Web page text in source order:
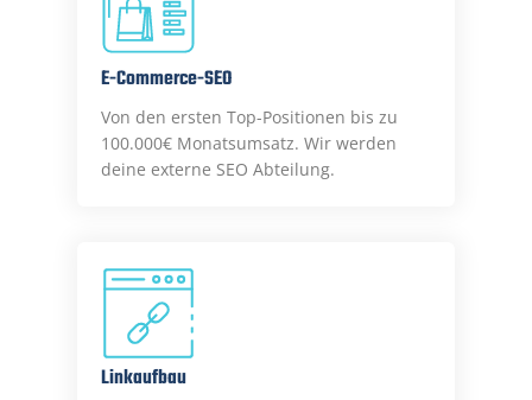
E-Commerce-SEO
Von den ersten Top-Positionen bis zu
100.000€ Monatsumsatz. Wir werden
deine externe SEO Abteilung.
Linkaufbau